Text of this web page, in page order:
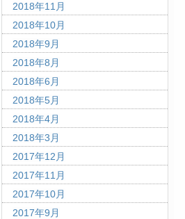
2018年11月
2018年10月
2018年9月
2018年8月
2018年6月
2018年5月
2018年4月
2018年3月
2017年12月
2017年11月
2017年10月
2017年9月